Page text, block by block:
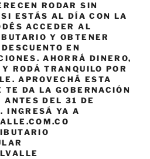
RODAR SIN
SI ESTÁS AL DÍA CON LA
ACCEDER AL
Y OBTENER
EN
AHORRÁ DINERO,
RODÁ TRANQUILO POR
APROVECHÁ ESTA
TE DA LA GOBERNACIÓN
ANTES DEL 31 DE
INGRESÁ YA A